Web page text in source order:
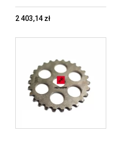
2 403,14 zł